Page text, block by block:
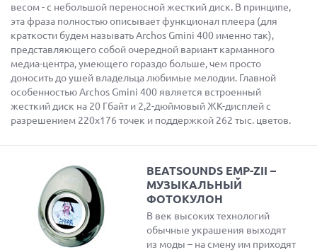
весом - с небольшой переносной жесткий диск. В принципе,
эта фраза полностью описывает функционал плеера (для
краткости будем называть Archos Gmini 400 именно так),
представляющего собой очередной вариант карманного
медиа-центра, умеющего гораздо больше, чем просто
доносить до ушей владельца любимые мелодии. Главной
особенностью Archos Gmini 400 является встроенный
жесткий диск на 20 Гбайт и 2,2-дюймовый ЖК-дисплей с
разрешением 220x176 точек и поддержкой 262 тыс. цветов.
BEATSOUNDS EMP-ZII –
МУЗЫКАЛЬНЫЙ
ФОТОКУЛОН
В век высоких технологий
обычные украшения выходят
из моды – на смену им приходят